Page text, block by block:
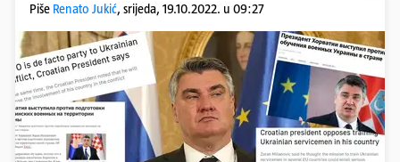
Piše Renato Jukić, srijeda, 19.10.2022. u 09:27